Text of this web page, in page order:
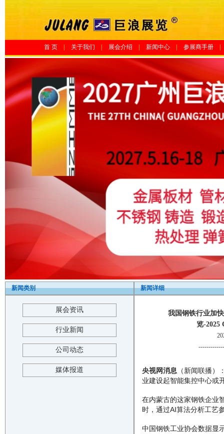
首 页 关于我们 展会介绍 新闻中心 参展商手册|
新闻类别
展会资讯
行业新闻
公司动态
媒体报道
新闻详细
我国钢铁行业加
览-
央视网消息 （新闻联播
业建设起智能集控中心或
在内蒙古的这家钢铁企业
时，通过AI算法分析工艺
中国钢铁工业协会数据显